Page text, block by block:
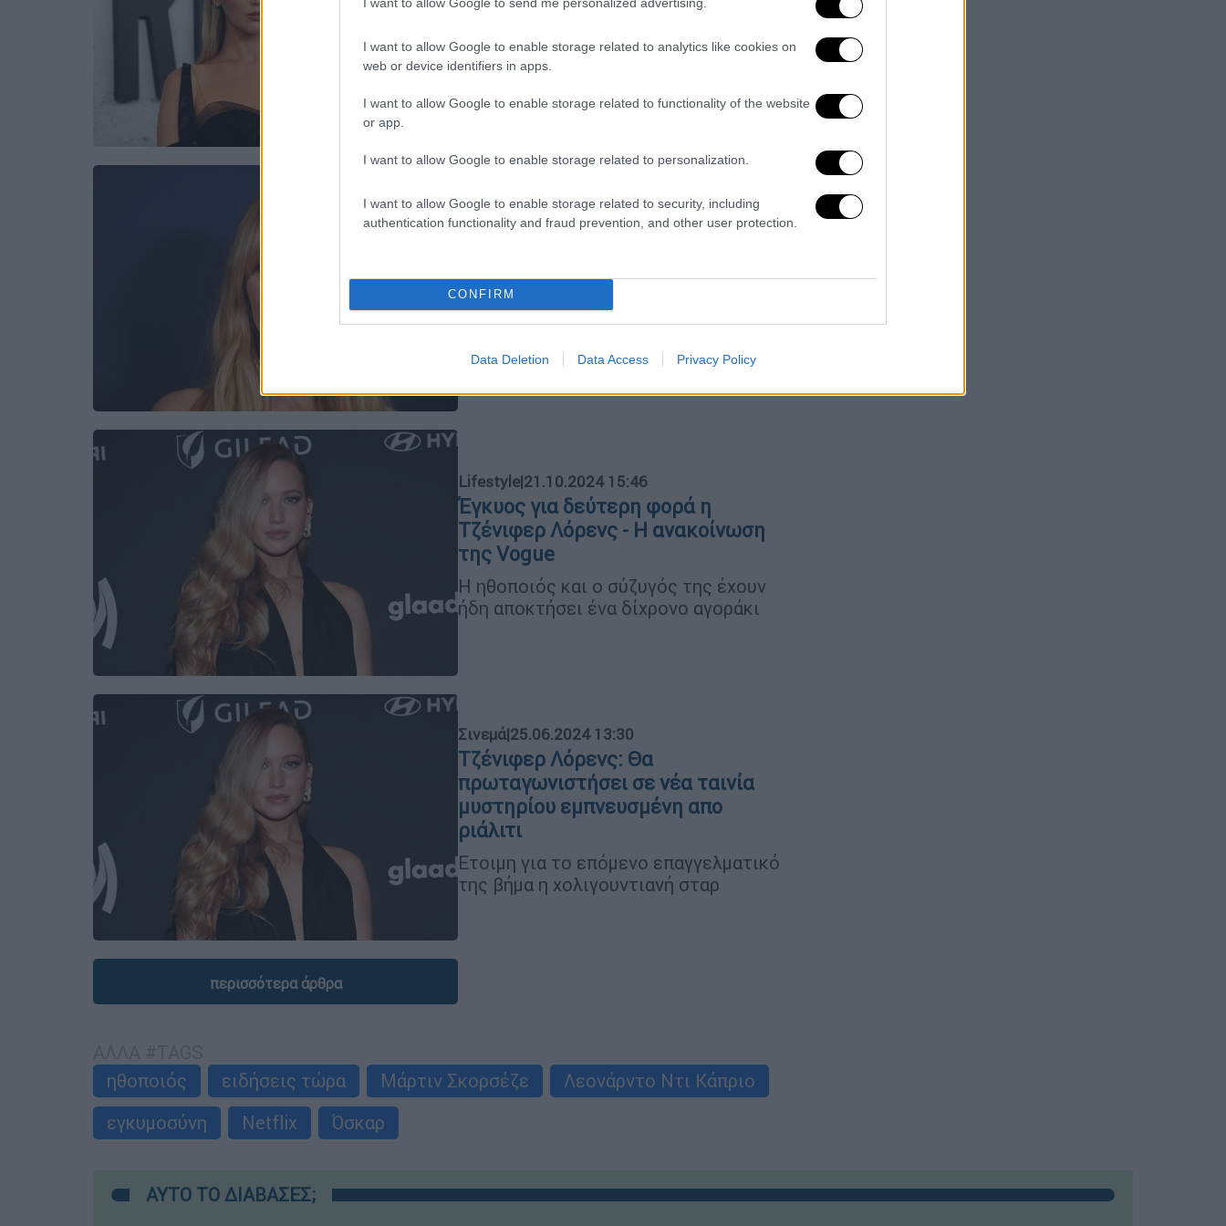
I want to allow Google to enable storage related to analytics like cookies on
web or device identifiers in apps.
I want to allow Google to enable storage related to functionality of the website
or app.
I want to allow Google to enable storage related to personalization.
I want to allow Google to enable storage related to security, including
authentication functionality and fraud prevention, and other user protection.
CONFIRM
Data Deletion Data Access Privacy Policy
γέννηση του παιδιού της
Στην πρεμιέρα του ντοκιμαντέρ
«Bread & Roses», στο οποίο είναι
Lifestyle 09.11.2024 22:00
Η πρώτη δημόσια εμφάνιση της
παιδί της
Φαίνεται πως κάνει ένα διάλειμμα
υποχρεώσεις
Lifestyle|21.10.2024 15:46
Έγκυος για δεύτερη φορά η
Τζένιφερ Λόρενς - Η ανακοίνωση
της Vogue
Η ηθοποιός και ο σύζυγός της έχουν
ήδη αποκτήσει ένα δίχρονο αγοράκι
Σινεμά|25.06.2024 13:30
Τζένιφερ Λόρενς: Θα
πρωταγωνιστήσει σε νέα ταινία
μυστηρίου εμπνευσμένη απο
ριάλιτι
Ετοιμη για το επόμενο επαγγελματικό
της βήμα η χολιγουντιανή σταρ
περισσότερα άρθρα
ηθοποιός
ειδήσεις τώρα Μάρτιν Σκορσέζε
Λεονάρντο Ντι Κάπριο
εγκυμοσύνη
Netflix Όσκαρ
ΑΥΤΟ ΤΟ ΔΙΑΒΑΣΕΣ;